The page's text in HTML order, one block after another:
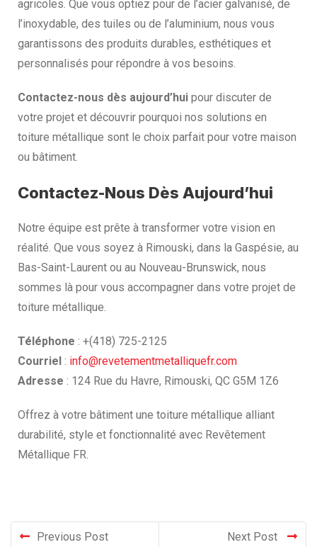
agricoles. Que vous optiez pour de l’acier galvanisé, de
l’inoxydable, des tuiles ou de l’aluminium, nous vous
garantissons des produits durables, esthétiques et
personnalisés pour répondre à vos besoins.
Contactez-nous dès aujourd’hui pour discuter de
votre projet et découvrir pourquoi nos solutions en
toiture métallique sont le choix parfait pour votre maison
ou bâtiment.
Contactez-Nous Dès Aujourd’hui
Notre équipe est prête à transformer votre vision en
réalité. Que vous soyez à Rimouski, dans la Gaspésie, au
Bas-Saint-Laurent ou au Nouveau-Brunswick, nous
sommes là pour vous accompagner dans votre projet de
toiture métallique.
Téléphone : +(418) 725-2125
Courriel : info@revetementmetalliquefr.com
Adresse : 124 Rue du Havre, Rimouski, QC G5M 1Z6
Offrez à votre bâtiment une toiture métallique alliant
durabilité, style et fonctionnalité avec Revêtement
Métallique FR.
Previous Post Next Post